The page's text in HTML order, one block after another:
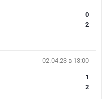
0
2
02.04.23 в 13:00
1
2